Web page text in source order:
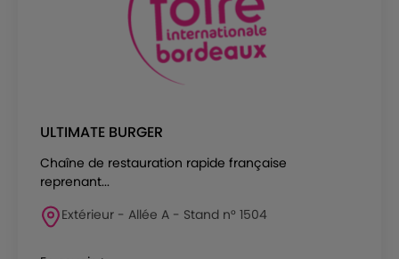
ULTIMATE BURGER
Chaîne de restauration rapide française
reprenant...
Extérieur - Allée A - Stand n° 1504